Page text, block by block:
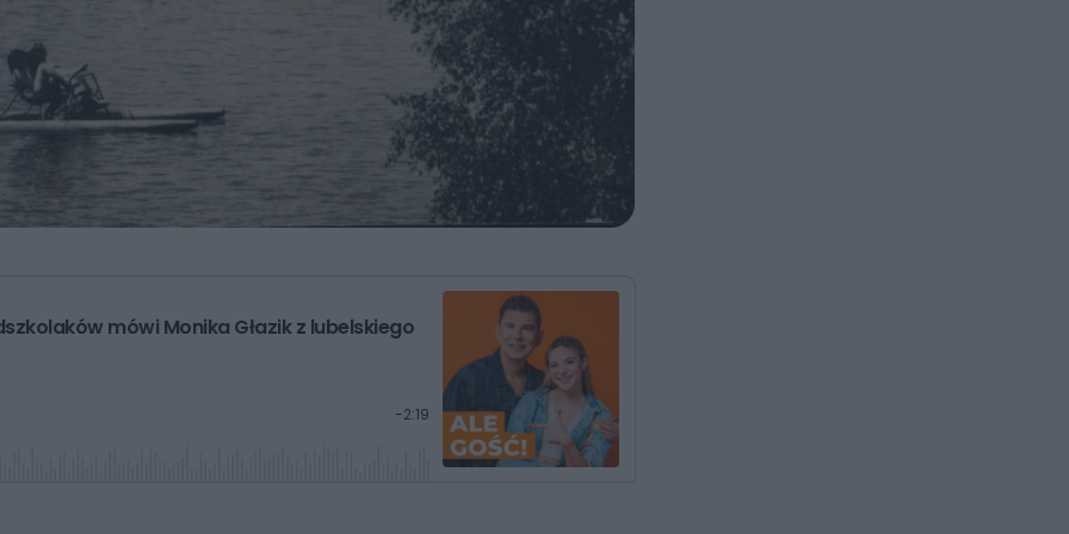
mówi Monika Głazik z lubelskiego
P
-2:19